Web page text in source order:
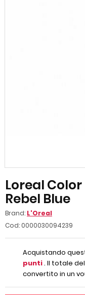
Loreal Color
Rebel Blue
Brand: L'Oreal
Cod: 0000030094239
Acquistando
punti. Il totale
convertito in un